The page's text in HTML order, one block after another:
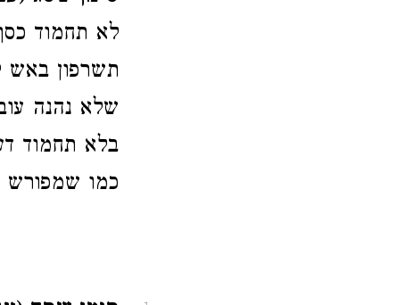
לא תחמוד
תשרפון באש
שלא נהנה
בלא תחמוד
כמו שמפורש